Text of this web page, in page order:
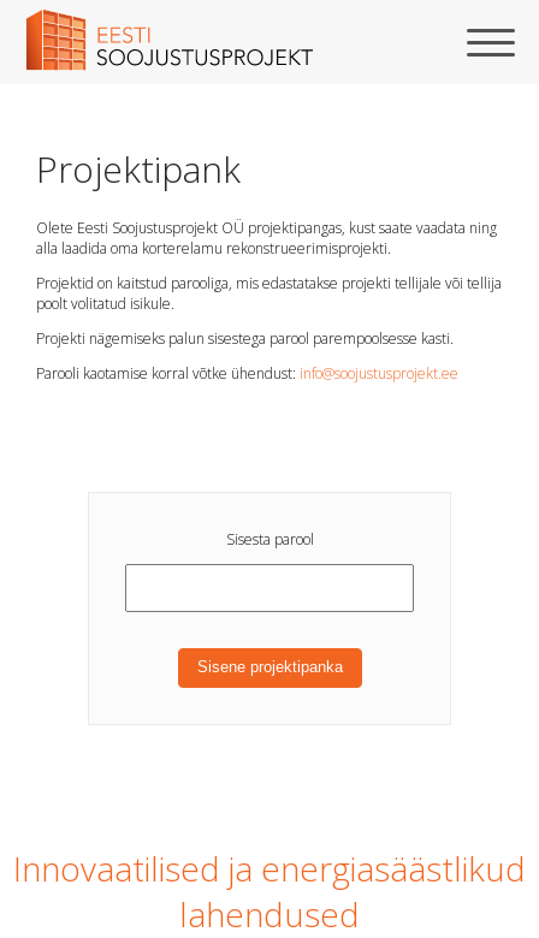
Projektipank
Olete Eesti Soojustusprojekt OÜ projektipangas, kust saate vaadata ning
alla laadida oma korterelamu rekonstrueerimisprojekti.
Projektid on kaitstud parooliga, mis edastatakse projekti tellijale või tellija
poolt volitatud isikule.
Projekti nägemiseks palun sisestega parool parempoolsesse kasti.
Parooli kaotamise korral võtke ühendust: info@soojustusprojekt.ee
Sisesta parool
Sisene projektipanka
Innovaatilised ja energiasäästlikud
lahendused